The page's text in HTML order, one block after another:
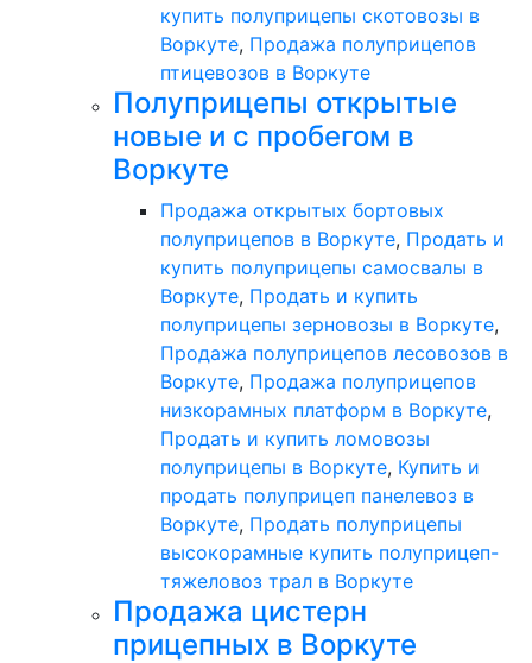
купить полуприцепы скотовозы в
Воркуте, Продажа полуприцепов
птицевозов в Воркуте
Полуприцепы открытые
новые и с пробегом в
Воркуте
Продажа открытых бортовых
полуприцепов в Воркуте, Продать и
купить полуприцепы самосвалы в
Воркуте, Продать и купить
полуприцепы зерновозы в Воркуте,
Продажа полуприцепов лесовозов в
Воркуте, Продажа полуприцепов
низкорамных платформ в Воркуте,
Продать и купить ломовозы
полуприцепы в Воркуте, Купить и
продать полуприцеп панелевоз в
Воркуте, Продать полуприцепы
высокорамные купить полуприцеп-
тяжеловоз трал в Воркуте
Продажа цистерн
прицепных в Воркуте